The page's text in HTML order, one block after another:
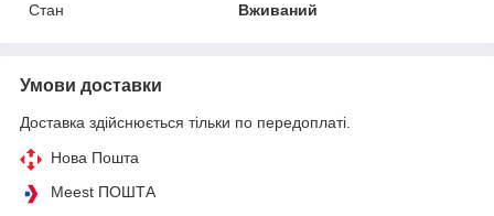
Стан
Вживаний
Умови доставки
Доставка здійснюється тільки по передоплаті.
Нова Пошта
Meest ПОШТА